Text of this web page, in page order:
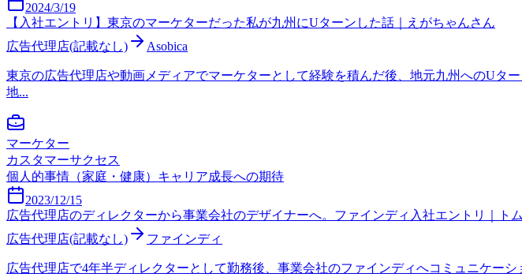
2024/3/19
【入社エントリ】東京のマーケターだった私が九州にUターンした話｜えがちゃんさん
広告代理店(記載なし)
Asobica
東京の広告代理店や動画メディアでマーケターとして経験を積んだ後、地元九州へのUタ
地...
マーケター
カスタマーサクセス
個人的事情（家庭・健康） キャリア成長への期待
2023/12/15
広告代理店のディレクターから事業会社のデザイナーへ。ファインディ入社エントリ｜トム
広告代理店(記載なし)
ファインディ
広告代理店で4年半ディレクターとして勤務後、事業会社のファインディへコミュニケー